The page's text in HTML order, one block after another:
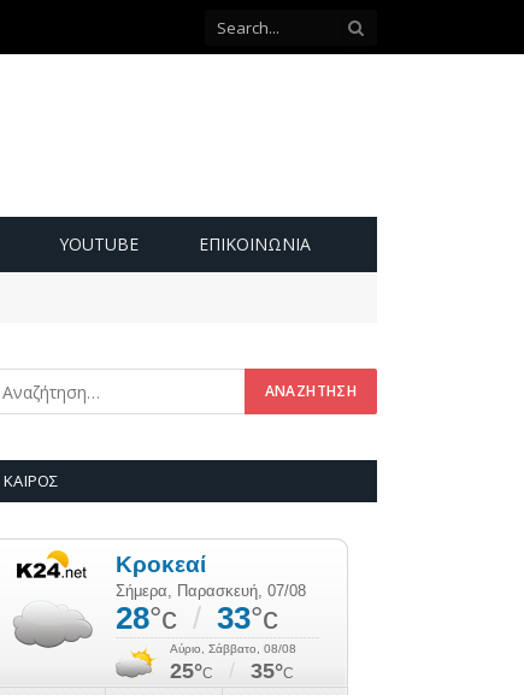
YOUTUBE ΕΠΙΚΟΙΝΩΝΊΑ
ΚΑΙΡΌΣ